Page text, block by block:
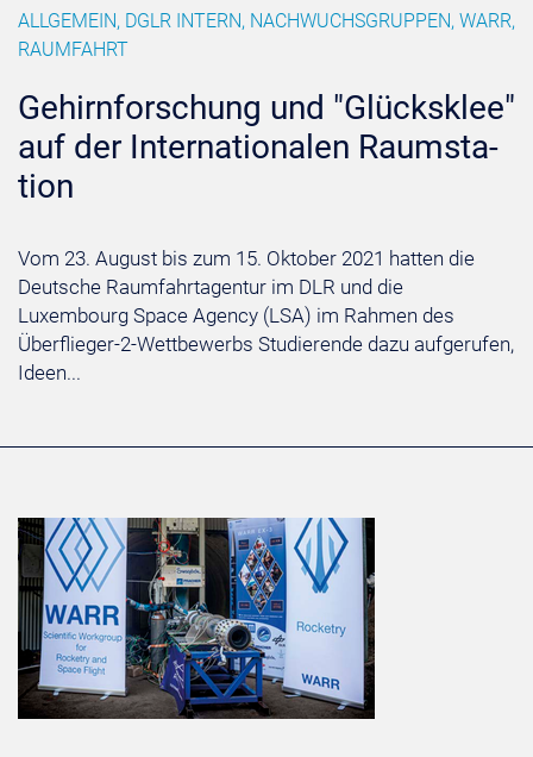
ALLGEMEIN, DGLR INTERN, NACHWUCHSGRUPPEN, WARR,
RAUMFAHRT
Ge­hirn­for­schung und "Glücks­klee"
auf der In­ter­na­tio­na­len Raum­sta­
ti­on
Vom 23. August bis zum 15. Oktober 2021 hatten die
Deutsche Raumfahrtagentur im DLR und die
Luxembourg Space Agency (LSA) im Rahmen des
Überflieger-2-Wettbewerbs Studierende dazu aufgerufen,
Ideen...